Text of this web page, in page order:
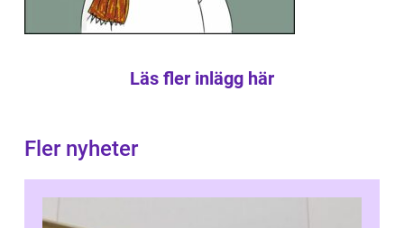
Läs fler inlägg här
Fler nyheter